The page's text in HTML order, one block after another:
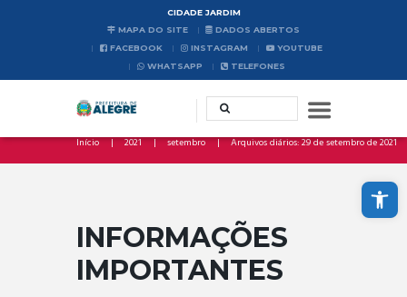
Abrir a barra de ferramentas
CIDADE JARDIM
MAPA DO SITE
DADOS ABERTOS
FACEBOOK
INSTAGRAM
YOUTUBE
WHATSAPP
TELEFONES
Início 2021 setembro Arquivos diários: 29 de setembro de 2021
INFORMAÇÕES
IMPORTANTES